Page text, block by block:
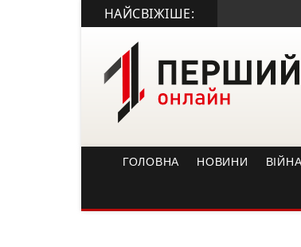
НАЙСВІЖІШЕ:
ГОЛОВНА НОВИНИ ВІЙНА